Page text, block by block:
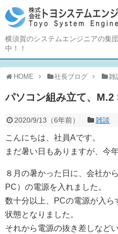
横須賀のシステムエンジニアの集
中！！
HOME 社長ブログ 雑
パソコン組み立て、M.2
2020/9/13 （6年前） 雑談
こんにちは、社員Aです。
まだ暑い日もありますが、今
８月の暑かった日に、会社か
PC）の電源を入れました。
数十分以上、PCの電源が入ら
状態となりました。
それから電源の抜き差しなど